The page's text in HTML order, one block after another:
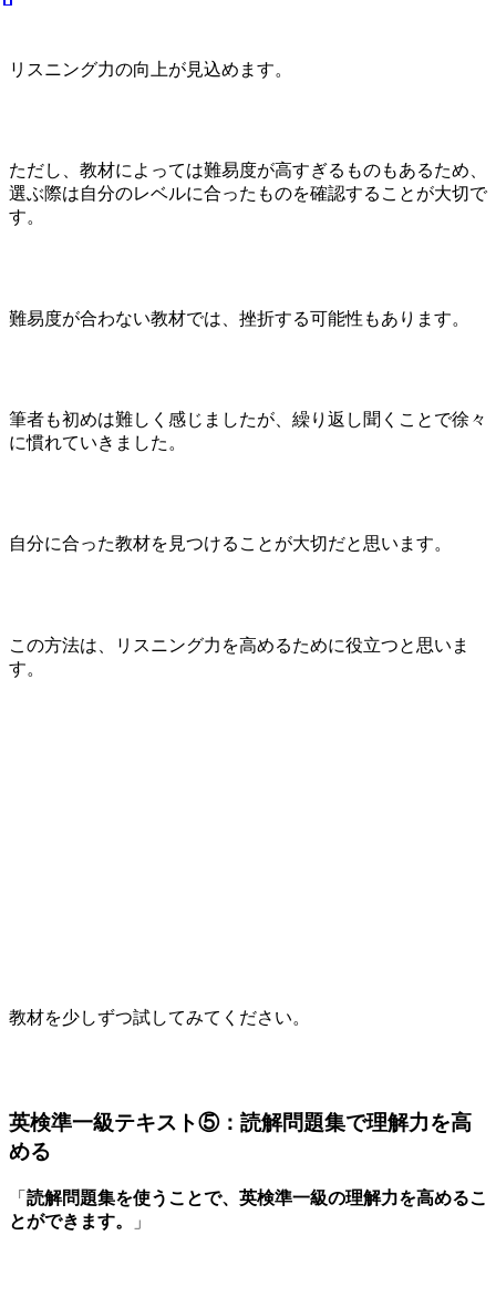
リスニング力の向上が見込めます。
ただし、教材によっては難易度が高すぎるものもあるため、
選ぶ際は自分のレベルに合ったものを確認することが大切で
す。
難易度が合わない教材では、挫折する可能性もあります。
筆者も初めは難しく感じましたが、繰り返し聞くことで徐々
に慣れていきました。
自分に合った教材を見つけることが大切だと思います。
この方法は、リスニング力を高めるために役立つと思いま
す。
教材を少しずつ試してみてください。
英検準一級テキスト⑤：読解問題集で理解力を高
める
「 読解問題集を使うことで、英検準一級の理解力を高めるこ
とができます。
」